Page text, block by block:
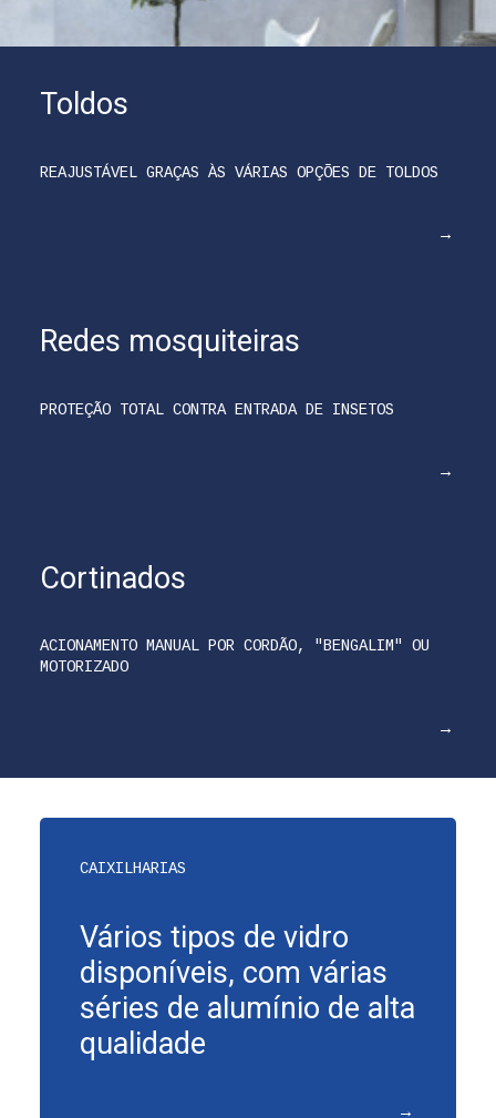
Toldos
REAJUSTÁVEL GRAÇAS ÀS VÁRIAS OPÇÕES DE TOLDOS
Redes mosquiteiras
PROTEÇÃO TOTAL CONTRA ENTRADA DE INSETOS
Cortinados
ACIONAMENTO MANUAL POR CORDÃO, "BENGALIM" OU
MOTORIZADO
CAIXILHARIAS
Vários tipos de vidro
disponíveis, com várias
séries de alumínio de alta
qualidade